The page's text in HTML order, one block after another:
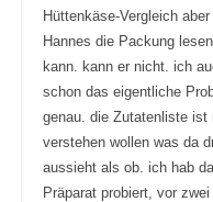
Hüttenkäse-Vergleich
Hannes die Packung
kann. kann er nicht. ich
schon das eigentliche
genau. die Zutatenliste ist
verstehen wollen was da
aussieht als ob. ich hab
Präparat probiert, vor